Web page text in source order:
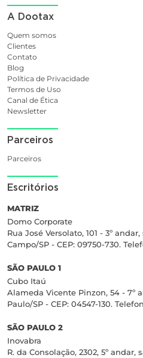
A Dootax
Quem somos
Clientes
Contato
Blog
Política de Privacidade
Termos de Uso
Canal de Ética
Newsletter
Parceiros
Parceiros
Escritórios
MATRIZ
Domo Corporate
Rua José Versolato, 101 - 3º
Campo/SP - CEP: 09750-730.
SÃO PAULO 1
Cubo Itaú
Alameda Vicente Pinzon, 54 - 7º
Paulo/SP - CEP: 04547-130.
SÃO PAULO 2
Inovabra
R. da Consolação, 2302, 5º andar,